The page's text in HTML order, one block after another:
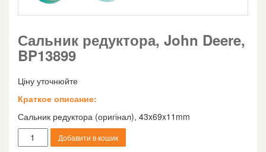
Сальник редуктора, John Deere,
BP13899
Ціну уточнюйте
Краткое описание:
Сальник редуктора (оригінал), 43x69x11mm
Сальник
редуктора,
Добавити в кошик